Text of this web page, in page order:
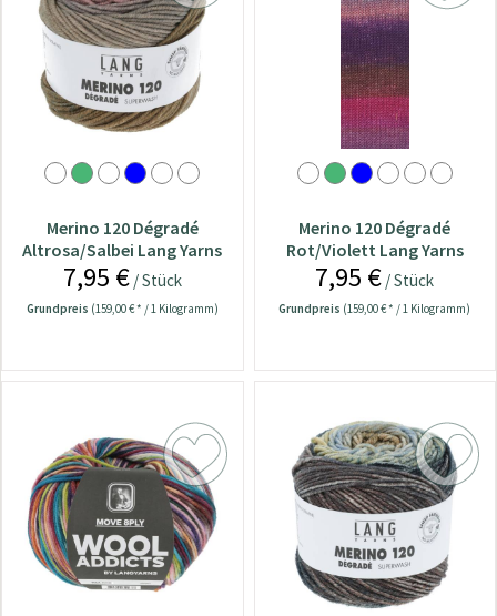
Merino 120 Dégradé
Altrosa/Salbei Lang Yarns
Wolle
7,95 €/ Stück
Grundpreis (159,00 € * / 1 Kilogramm)
Merino 120 Dégradé
Rot/Violett Lang Yarns
Wolle
7,95 € / Stück
Grundpreis (159,00 € * / 1 Kilogramm)